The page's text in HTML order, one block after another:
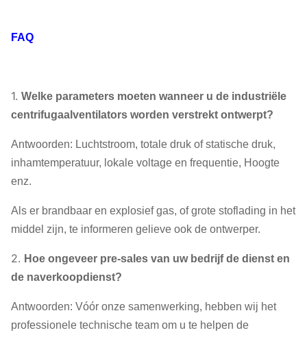
FAQ
1. Welke parameters moeten wanneer u de industriële
centrifugaalventilators worden verstrekt ontwerpt?
Antwoorden: Luchtstroom, totale druk of statische druk,
inhamtemperatuur, lokale voltage en frequentie, Hoogte
enz.
Als er brandbaar en explosief gas, of grote stoflading in het
middel zijn, te informeren gelieve ook de ontwerper.
2. Hoe ongeveer pre-sales van uw bedrijf de dienst en
de naverkoopdienst?
Antwoorden: Vóór onze samenwerking, hebben wij het
professionele technische team om u te helpen de